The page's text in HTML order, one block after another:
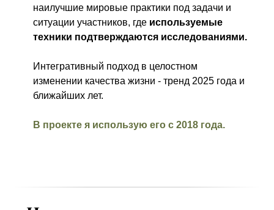
наилучшие мировые практики под задачи и
ситуации участников, где используемые
техники подтверждаются исследованиями.
Интегративный подход в целостном
изменении качества жизни - тренд 2025 года и
ближайших лет.
В проекте я использую его с 2018 года.